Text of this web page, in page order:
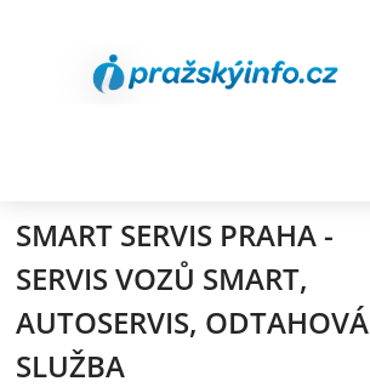
SMART SERVIS PRAHA -
SERVIS VOZŮ SMART,
AUTOSERVIS, ODTAHOVÁ
SLUŽBA